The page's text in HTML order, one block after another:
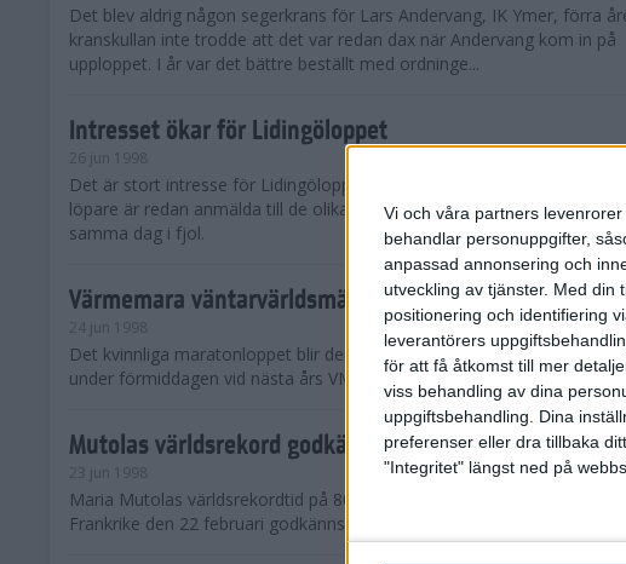
Vi och våra partners
behandlar personuppgifter,
anpassad annonsering och
utveckling av tjänster. Med din
positionering och identifiering
leverantörers
för att få åtkomst till mer
viss behandling av dina
uppgiftsbehandling. Dina
preferenser eller dra tillbaka
"Integritet" längst ned på
Det blev aldrig någon segerkrans för Lars Andervang, IK Ymer, förra
kranskullan inte trodde att det var redan dax när Andervang kom in på
upploppet. I år var det bättre beställt med ordninge...
Intresset ökar för Lidingöloppet
26 jun 1998
Det är stort intresse för Lidingöloppet som avgörs den 3-4 oktober. 10
löpare är redan anmälda till de olika klassena. Det är hela 2 500 fler än
samma dag i fjol.
Värmemara väntarvärldsmästaraspiranter
24 jun 1998
Det kvinnliga maratonloppet blir den enda gren som kommer att
under förmiddagen vid nästa års VM i friidrott.
Mutolas världsrekord godkänns ej
23 jun 1998
Maria Mutolas världsrekordtid på 800 meter från inomhusgalan i Lievin i
Frankrike den 22 februari godkänns ej.